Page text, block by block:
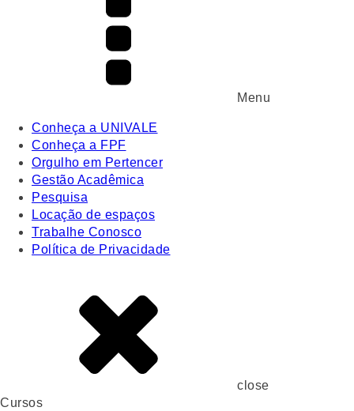
Menu
Conheça a UNIVALE
Conheça a FPF
Orgulho em Pertencer
Gestão Acadêmica
Pesquisa
Locação de espaços
Trabalhe Conosco
Política de Privacidade
close
Cursos